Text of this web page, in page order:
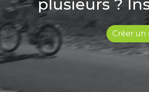
plusieurs ?
Créer